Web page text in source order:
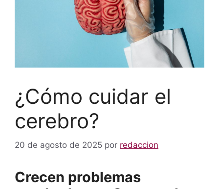
¿Cómo cuidar el
cerebro?
20 de agosto de 2025 por redaccion
Crecen problemas